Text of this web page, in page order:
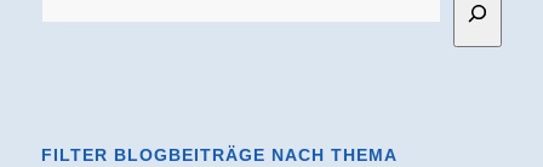
FILTER BLOGBEITRÄGE NACH THEMA